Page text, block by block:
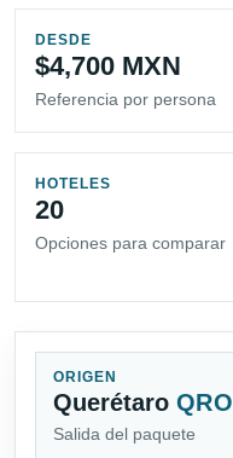
DESDE
$4,700 MXN
Referencia por persona
HOTELES
20
Opciones para comparar
ORIGEN
Querétaro QRO
Salida del paquete